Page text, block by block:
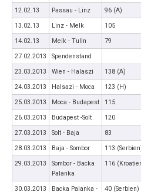
12.02.13 Passau - Linz 96 (A)
13.02.13
Linz - Melk 105
14.02.13
Melk - Tulln 79
27.02.2013
Spendenstand
23.03.2013
Wien - Halaszi 138 (A)
24.03.2013
Halsazi - Moca 123 (H)
25.03.2013
Moca - Budapest 115
26.03.2013
Budapest -Solt 120
27.03.2013
Solt - Baja 83
28.03.2013
Baja - Sombor 113
29.03.2013
Sombor - Backa
Palanka
116
30.03.2013
Backa Palanka -
40 (Serbien)